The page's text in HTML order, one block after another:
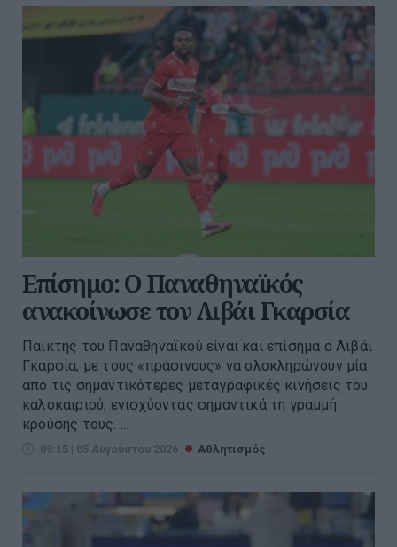
Επίσημο: Ο Παναθηναϊκός
ανακοίνωσε τον Λιβάι Γκαρσία
Παίκτης του Παναθηναϊκού είναι και επίσημα ο Λιβάι
Γκαρσία, με τους «πράσινους» να ολοκληρώνουν μία
από τις σημαντικότερες μεταγραφικές κινήσεις του
καλοκαιριού, ενισχύοντας σημαντικά τη γραμμή
κρούσης τους. ...
09:15 | 05 Αυγούστου 2026 Αθλητισμός